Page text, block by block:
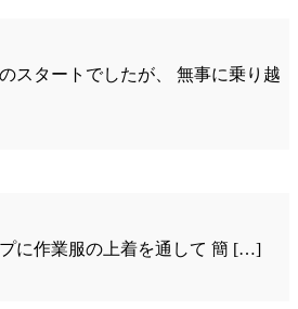
スタートでしたが、 無事に乗り越
に作業服の上着を通して 簡 […]